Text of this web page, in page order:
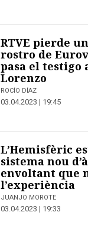
RTVE pierde
rostro de
pasa el testigo
Lorenzo
ROCÍO DÍAZ
03.04.2023 | 19:45
L’Hemisfèric
sistema nou
envoltant que
l’experiència
JUANJO MOROTE
03.04.2023 | 19:33